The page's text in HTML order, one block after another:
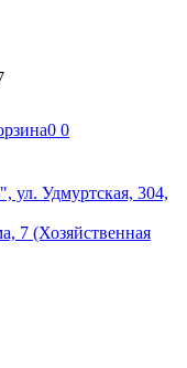
0 0
ул. Удмуртская, 304,
7 (Хозяйственная